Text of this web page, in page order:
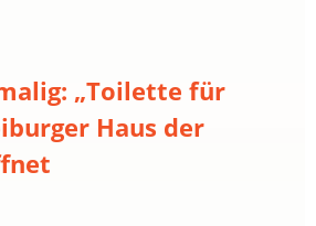
„Toilette für
Haus der